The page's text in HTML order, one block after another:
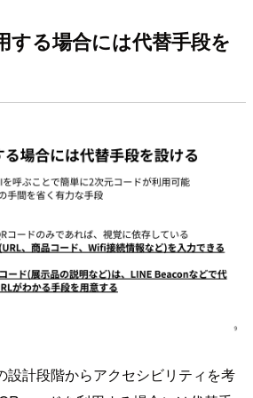
する場合には代替手段を
設計段階からアクセシビリティを考